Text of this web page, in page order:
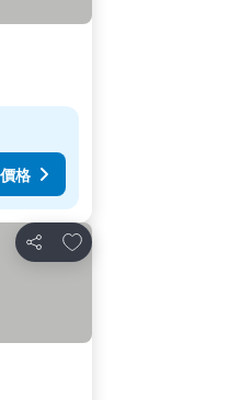
格
分享
加入我的最愛